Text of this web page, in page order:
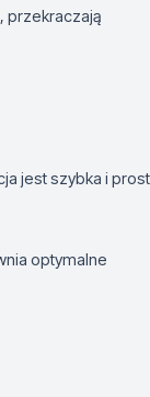
przekraczają
jest szybka i
optymalne